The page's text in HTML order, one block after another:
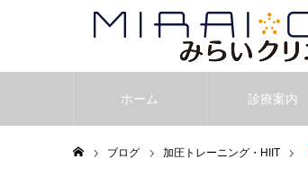
ホーム 診療案内
ブログ 加圧トレーニング・HIIT